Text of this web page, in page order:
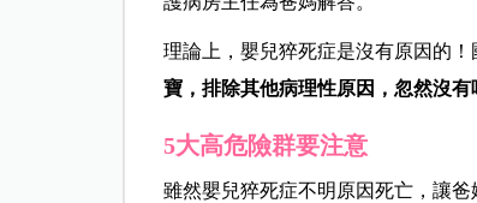
理論上，嬰兒猝死症是沒有原因的
寶，排除其他病理性原因，忽然沒有
5大高危險群要注意
雖然嬰兒猝死症不明原因死亡，讓